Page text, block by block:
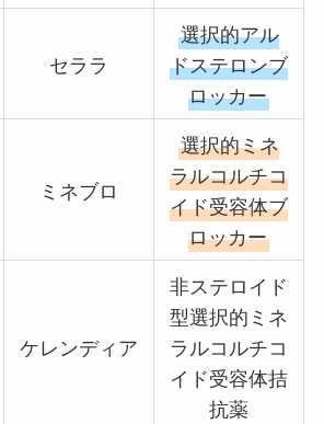
セララ
選択的アル
ドステロンブ
ロッカー
ミネブロ
選択的ミネ
ラルコルチコ
イド受容体ブ
ロッカー
ケレンディア
非ステロイド
型選択的ミネ
ラルコルチコ
イド受容体拮
抗薬